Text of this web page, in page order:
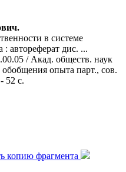
в системе
автореферат дис. ...
/ Акад. обществ. наук
опыта парт., сов.
52 с.
копию фрагмента